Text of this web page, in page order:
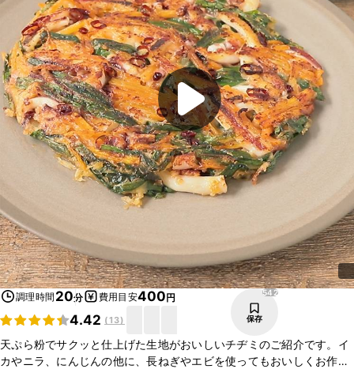
調理時間 20分 費用目安400円
4.42 (13)
542
保存
天ぷら粉でサクッと仕上げた生地がおいしいチヂミのご紹介です。イ
カやニラ、にんじんの他に、長ねぎやエビを使ってもおいしくお作り